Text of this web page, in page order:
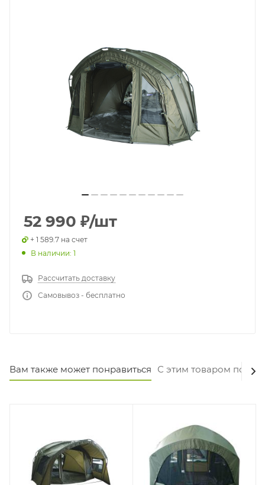
52 990 ₽/шт
+ 1 589.7 на счет
В наличии: 1
Рассчитать доставку
Самовывоз - бесплатно
Вам также может понравиться С этим товаром